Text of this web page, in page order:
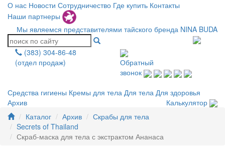
О нас Новости Сотрудничество Где купить Контакты
Наши партнеры
Мы являемся представителями тайского бренда NINA BUDA
(383) 304-86-48
(отдел продаж)
Обратный
звонок
Средства гигиены Кремы для тела Для тела Для здоровья
Архив
Калькулятор
Каталог
Архив
Скрабы для тела
Secrets of Thailand
Скраб-маска для тела с экстрактом Ананаса